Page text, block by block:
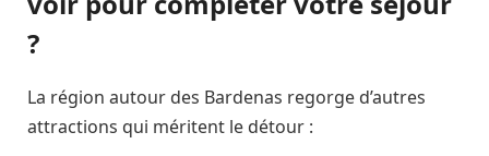
?
La région autour des Bardenas regorge d’autres
attractions qui méritent le détour :